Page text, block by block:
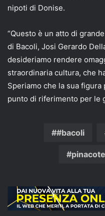
nipoti di Donise.
“Questo è un atto di
di Bacoli, Josi Gerardo
desideriamo rendere
straordinaria cultura, che
Speriamo che la sua
punto di riferimento per le
#bacoli